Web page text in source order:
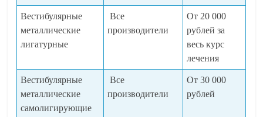
Вестибулярные
металлические
лигатурные
Все
производители
От 20 000
рублей за
весь курс
лечения
Вестибулярные
металлические
самолигирующие
Все
производители
От 30 000
рублей